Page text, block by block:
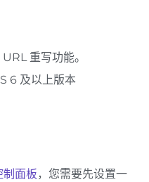
重写功能。
6 及以上版本
面板，您需要先设置一